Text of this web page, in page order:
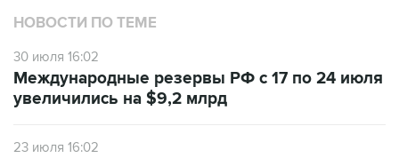
НОВОСТИ ПО ТЕМЕ
30 июля 16:02
Международные резервы РФ с 17 по 24 июля
увеличились на $9,2 млрд
23 июля 16:02